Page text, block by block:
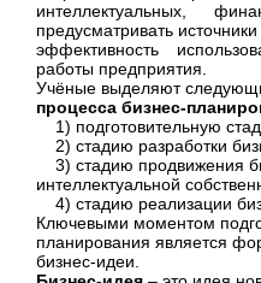
интеллектуальных,
предусматривать
эффективность
работы предприятия.
Учёные выделяют
процесса бизнес-
1) подготовительную
2) стадию разработки
3) стадию продвижения
интеллектуальной
4) стадию реализации
Ключевыми моментом
планирования является
бизнес-идеи.